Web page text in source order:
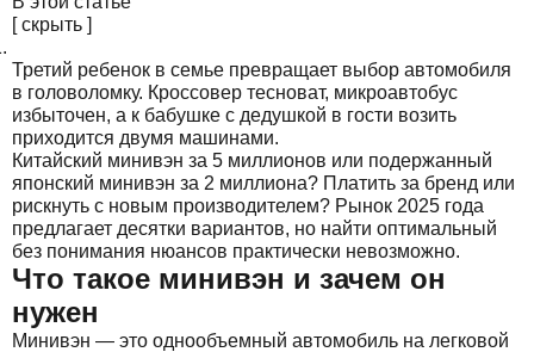
[скрыть ]
Третий ребенок в семье превращает выбор автомобиля
в головоломку. Кроссовер тесноват, микроавтобус
избыточен, а к бабушке с дедушкой в гости возить
приходится двумя машинами.
Китайский минивэн за 5 миллионов или подержанный
японский минивэн за 2 миллиона? Платить за бренд или
рискнуть с новым производителем? Рынок 2025 года
предлагает десятки вариантов, но найти оптимальный
без понимания нюансов практически невозможно.
Что такое минивэн и зачем он
нужен
Минивэн — это однообъемный автомобиль на легковой